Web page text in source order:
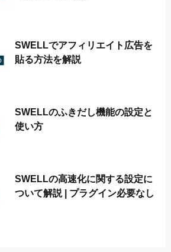
SWELLでアフィリエイト広告を
貼る方法を解説
SWELLのふきだし機能の設定と
使い方
SWELLの高速化に関する設定に
ついて解説 | プラグイン必要なし